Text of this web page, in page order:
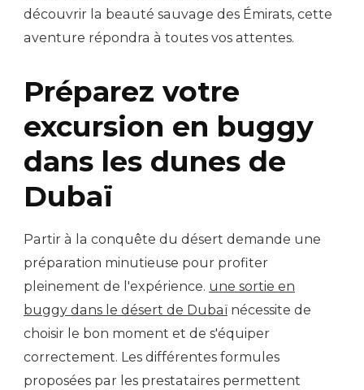
découvrir la beauté sauvage des Émirats, cette
aventure répondra à toutes vos attentes.
Préparez votre
excursion en buggy
dans les dunes de
Dubaï
Partir à la conquête du désert demande une
préparation minutieuse pour profiter
pleinement de l'expérience. une sortie en
buggy dans le désert de Dubaï nécessite de
choisir le bon moment et de s'équiper
correctement. Les différentes formules
proposées par les prestataires permettent